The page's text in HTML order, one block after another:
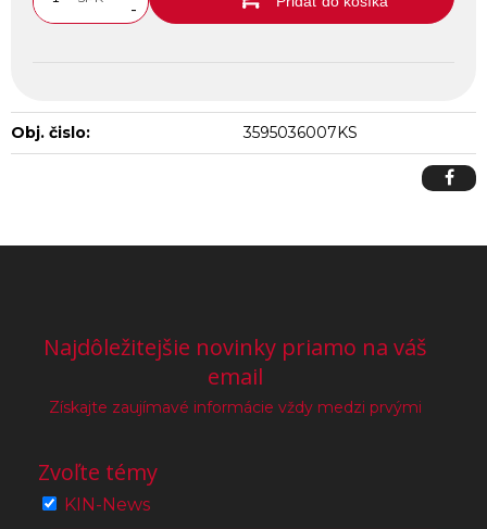
-
Obj. čislo: 3595036007KS
Najdôležitejšie novinky priamo na váš
email
Získajte zaujímavé informácie vždy medzi prvými
Zvoľte témy
KIN-News